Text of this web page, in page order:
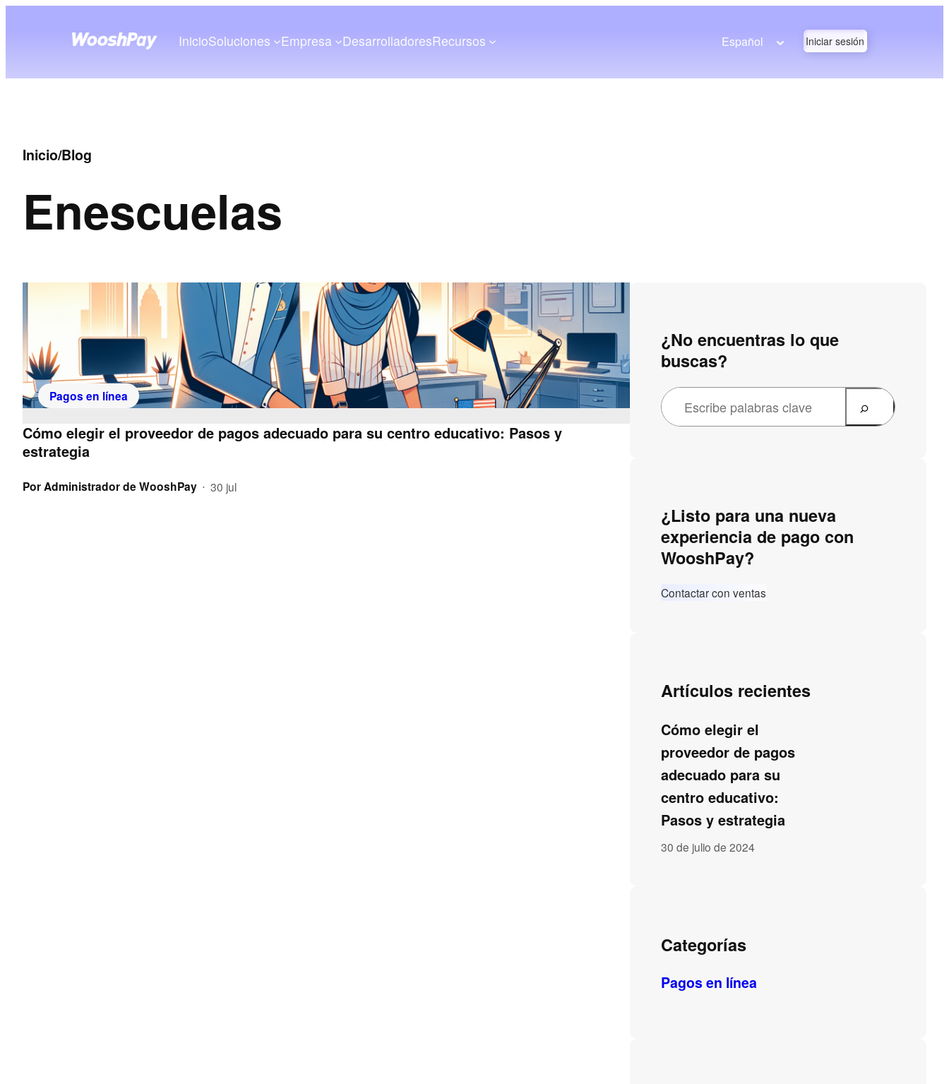
InicioSoluciones Empresa DesarrolladoresRecursos Español Iniciar sesión
Inicio/Blog
Enescuelas
Pagos en línea
Cómo elegir el proveedor de pagos adecuado para su centro educativo: Pasos y
estrategia
PorAdministrador de WooshPay • 30 jul
¿No encuentras lo que
buscas?
¿Listo para una nueva
experiencia de pago con
WooshPay?
Contactar con ventas
Artículos recientes
Cómo elegir el
proveedor de pagos
adecuado para su
centro educativo:
Pasos y estrategia
30 de julio de 2024
Categorías
Pagos en línea